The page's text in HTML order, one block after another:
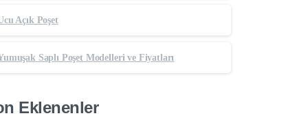
Açık Poşet
Saplı Poşet Modelleri ve Fiyatları
Eklenenler